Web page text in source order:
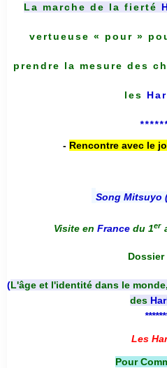
La marche de la fierté
vertueuse « pour »
prendre la mesure des
les
- Rencontre avec le
Song Mitsuyo
Visite en France du 1er
Dossier
(L'âge et l'identité dans le
des
Les
Pour